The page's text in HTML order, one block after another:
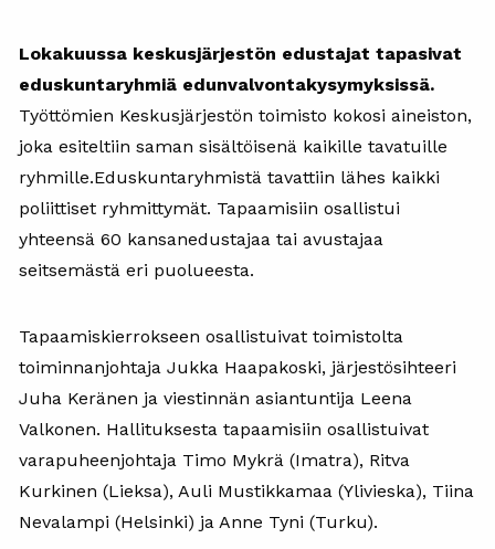
Lokakuussa keskusjärjestön edustajat tapasivat
eduskuntaryhmiä edunvalvontakysymyksissä.
Työttömien Keskusjärjestön toimisto kokosi aineiston,
joka esiteltiin saman sisältöisenä kaikille tavatuille
ryhmille.Eduskuntaryhmistä tavattiin lähes kaikki
poliittiset ryhmittymät. Tapaamisiin osallistui
yhteensä 60 kansanedustajaa tai avustajaa
seitsemästä eri puolueesta.
Tapaamiskierrokseen osallistuivat toimistolta
toiminnanjohtaja Jukka Haapakoski, järjestösihteeri
Juha Keränen ja viestinnän asiantuntija Leena
Valkonen. Hallituksesta tapaamisiin osallistuivat
varapuheenjohtaja Timo Mykrä (Imatra), Ritva
Kurkinen (Lieksa), Auli Mustikkamaa (Ylivieska), Tiina
Nevalampi (Helsinki) ja Anne Tyni (Turku).